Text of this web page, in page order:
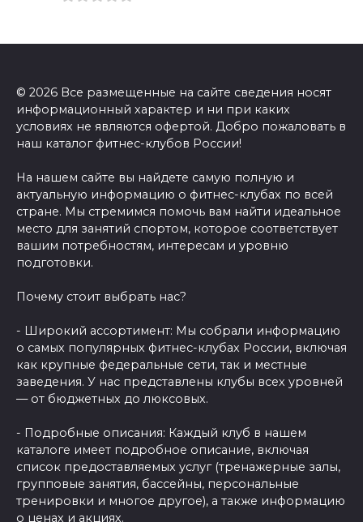
© 2026 Все размещенные на сайте сведения носят
информационный характер и ни при каких
условиях не являются офертой. Добро пожаловать в
наш каталог фитнес-клубов России!
На нашем сайте вы найдете самую полную и
актуальную информацию о фитнес-клубах по всей
стране. Мы стремимся помочь вам найти идеальное
место для занятий спортом, которое соответствует
вашим потребностям, интересам и уровню
подготовки.
Почему стоит выбрать нас?
- Широкий ассортимент: Мы собрали информацию
о самых популярных фитнес-клубах России, включая
как крупные федеральные сети, так и местные
заведения. У нас представлены клубы всех уровней
— от бюджетных до люксовых.
- Подробные описания: Каждый клуб в нашем
каталоге имеет подробное описание, включая
список предоставляемых услуг (тренажерные залы,
групповые занятия, бассейны, персональные
тренировки и многое другое), а также информацию
о ценах и акциях.